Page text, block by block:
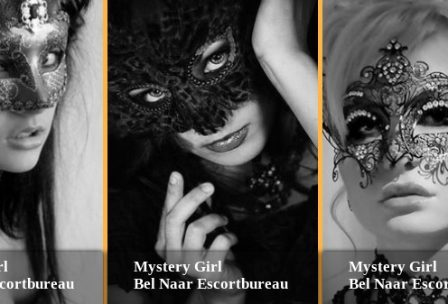
Mystery Girl
Bel Naar Escortbureau
Mystery Girl
Bel Naar